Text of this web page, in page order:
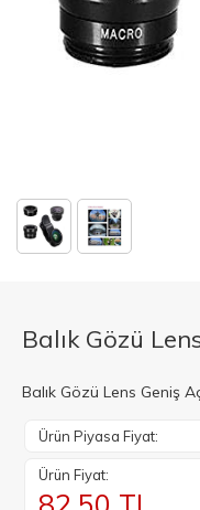
Balık Gözü
Balık Gözü Lens Geniş
Ürün Piyasa Fiyat:
Ürün Fiyat: